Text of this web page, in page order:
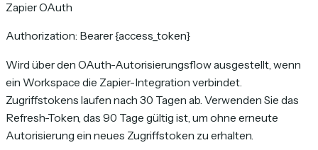
Zapier OAuth
Authorization: Bearer {access_token}
Wird über den OAuth-Autorisierungsflow ausgestellt, wenn
ein Workspace die Zapier-Integration verbindet.
Zugriffstokens laufen nach 30 Tagen ab. Verwenden Sie das
Refresh-Token, das 90 Tage gültig ist, um ohne erneute
Autorisierung ein neues Zugriffstoken zu erhalten.